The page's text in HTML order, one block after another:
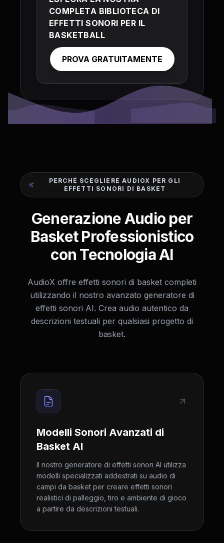
COMPLETA BIBLIOTECA DI
EFFETTI SONORI PER IL
BASKETBALL
PROVA GRATUITAMENTE
PERCHÉ SCEGLIERE AUDIOX PER GLI
EFFETTI SONORI DI BASKET
Generazione Audio per
Basket Professionistico
con Tecnologia AI
AudioX offre effetti sonori di basket completi
utilizzando il nostro avanzato generatore di
effetti sonori AI. Crea audio autentico da
descrizioni testuali per qualsiasi progetto di
basket.
Modelli Sonori Avanzati di
Basket AI
Il nostro generatore di effetti sonori AI utilizza
modelli specializzati addestrati su audio di
campi da basket per creare effetti sonori
realistici di palleggio, tiro e ambiente di gioco
a partire da descrizioni testuali.